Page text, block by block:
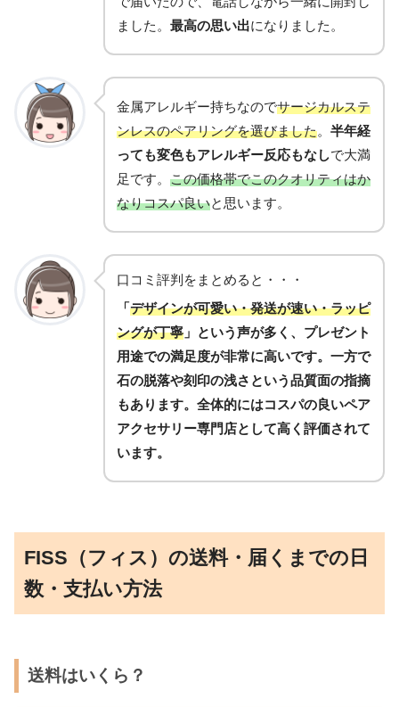
ました。 最高の思い出になりました。
金属アレルギー持ちなのでサージカルステ
ンレスのペアリングを選びました。 半年経
っても変色もアレルギー反応もなしで大満
足です。 この価格帯でこのクオリティはか
なりコスパ良いと思います。
口コミ評判をまとめると・・・
「デザインが可愛い・発送が速い・ラッピ
ングが丁寧 」という声が多く、 プレゼント
用途での満足度が非常に高いです。一方で
石の脱落や刻印の浅さという品質面の指摘
もあります。 全体的にはコスパの良いペア
アクセサリー専門店として高く評価されて
います。
FISS（フィス）の送料・届くまでの日
数・支払い方法
送料はいくら？